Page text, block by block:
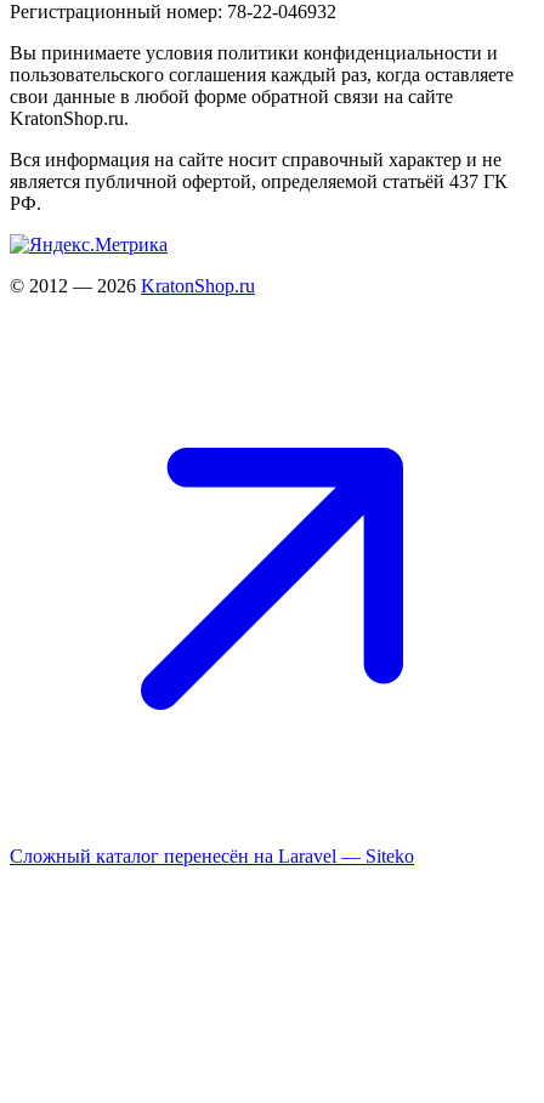
Регистрационный номер: 78-22-046932
Вы принимаете условия политики конфиденциальности и
пользовательского соглашения каждый раз, когда оставляете
свои данные в любой форме обратной связи на сайте
KratonShop.ru.
Вся информация на сайте носит справочный характер и не
является публичной офертой, определяемой статьёй 437 ГК
РФ.
© 2012 — 2026 KratonShop.ru
Сложный каталог перенесён на Laravel — Siteko